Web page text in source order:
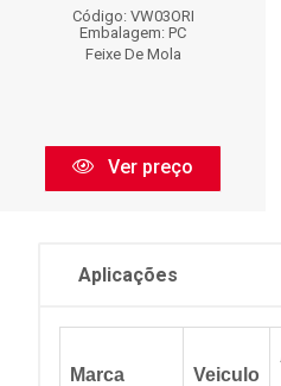
Código: VW03ORI
Embalagem: PC
Feixe De Mola
Ver preço
Aplicações
Marca Veiculo